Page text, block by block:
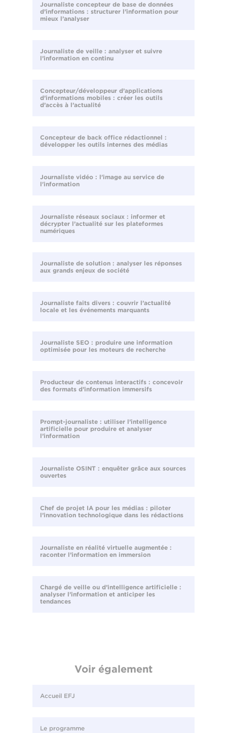
Journaliste concepteur de base de données
d’informations : structurer l’information pour
mieux l’analyser
Journaliste de veille : analyser et suivre
l’information en continu
Concepteur/développeur d’applications
d’informations mobiles : créer les outils
d’accès à l’actualité
Concepteur de back office rédactionnel :
développer les outils internes des médias
Journaliste vidéo : l'image au service de
l'information
Journaliste réseaux sociaux : informer et
décrypter l’actualité sur les plateformes
numériques
Journaliste de solution : analyser les réponses
aux grands enjeux de société
Journaliste faits divers : couvrir l’actualité
locale et les événements marquants
Journaliste SEO : produire une information
optimisée pour les moteurs de recherche
Producteur de contenus interactifs : concevoir
des formats d’information immersifs
Prompt-journaliste : utiliser l’intelligence
artificielle pour produire et analyser
l’information
Journaliste OSINT : enquêter grâce aux sources
ouvertes
Chef de projet IA pour les médias : piloter
l’innovation technologique dans les rédactions
Journaliste en réalité virtuelle augmentée :
raconter l’information en immersion
Chargé de veille ou d’intelligence artificielle :
analyser l’information et anticiper les
tendances
Voir également
Accueil EFJ
Le programme